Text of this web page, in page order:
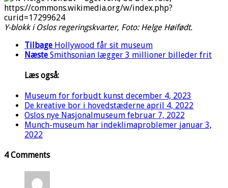
Y-blokk i Oslos regeringskvarter, Foto: Helge Høifødt.
Tilbage Hollywood får sit museum
Næste Smithsonian lægger 3 millioner billeder frit
Læs også:
Museum for forbudt kunst december 4, 2023
De kreative bor i hovedstæderne april 4, 2022
Oslos nye Nasjonalmuseum februar 7, 2022
Munch-museum har indeklimaproblemer januar 3,
2022
4 Comments